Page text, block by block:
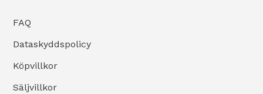
FAQ
Dataskyddspolicy
Köpvillkor
Säljvillkor